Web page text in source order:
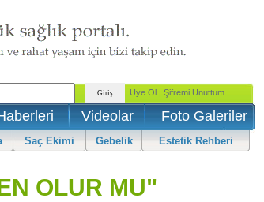
Videolar Foto Galeriler
Saç Ekimi Gebelik Estetik Rehberi
OLUR MU"